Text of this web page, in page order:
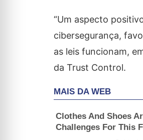
“Um aspecto
cibersegurança,
as leis funcionam,
da Trust Control.